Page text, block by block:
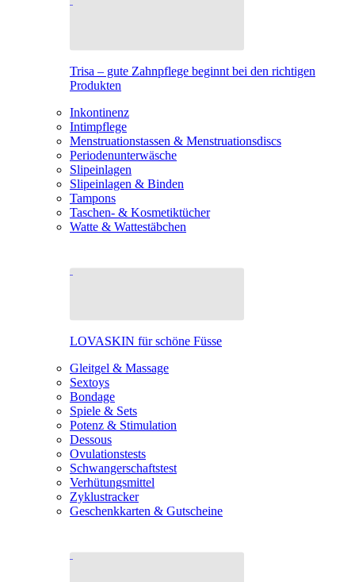
Trisa – gute Zahnpflege beginnt bei den richtigen
Produkten
Inkontinenz
Intimpflege
Menstruationstassen & Menstruationsdiscs
Periodenunterwäsche
Slipeinlagen
Slipeinlagen & Binden
Tampons
Taschen- & Kosmetiktücher
Watte & Wattestäbchen
LOVASKIN für schöne Füsse
Gleitgel & Massage
Sextoys
Bondage
Spiele & Sets
Potenz & Stimulation
Dessous
Ovulationstests
Schwangerschaftstest
Verhütungsmittel
Zyklustracker
Geschenkkarten & Gutscheine